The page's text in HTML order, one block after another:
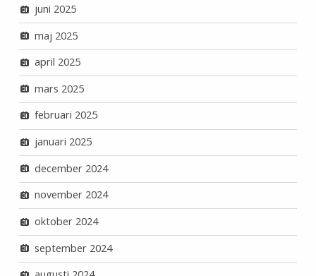
juni 2025
maj 2025
april 2025
mars 2025
februari 2025
januari 2025
december 2024
november 2024
oktober 2024
september 2024